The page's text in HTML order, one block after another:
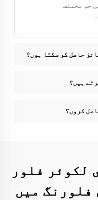
جو مختلف
حاصل کر سکتا ہوں؟
ہیں؟
کروں؟
لکوئر فلور
فلورنگ میں